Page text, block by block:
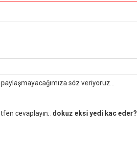
söz veriyoruz...
cevaplayın:. dokuz eksi yedi kac eder?